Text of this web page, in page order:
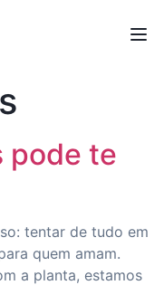
pode te
tentar de tudo em
quem amam.
a planta, estamos